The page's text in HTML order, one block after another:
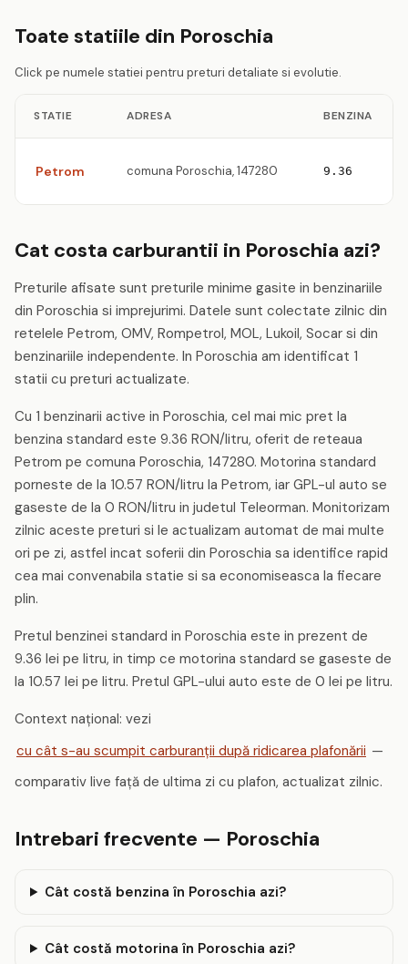
Toate statiile din Poroschia
Click pe numele statiei pentru preturi detaliate si evolutie.
STATIE ADRESA BENZINA
Petrom comuna Poroschia, 147280 9.36
Cat costa carburantii in Poroschia azi?
Preturile afisate sunt preturile minime gasite in benzinariile
din Poroschia si imprejurimi. Datele sunt colectate zilnic din
retelele Petrom, OMV, Rompetrol, MOL, Lukoil, Socar si din
benzinariile independente. In Poroschia am identificat 1
statii cu preturi actualizate.
Cu 1 benzinarii active in Poroschia, cel mai mic pret la
benzina standard este 9.36 RON/litru, oferit de reteaua
Petrom pe comuna Poroschia, 147280. Motorina standard
porneste de la 10.57 RON/litru la Petrom, iar GPL-ul auto se
gaseste de la 0 RON/litru in judetul Teleorman. Monitorizam
zilnic aceste preturi si le actualizam automat de mai multe
ori pe zi, astfel incat soferii din Poroschia sa identifice rapid
cea mai convenabila statie si sa economiseasca la fiecare
plin.
Pretul benzinei standard in Poroschia este in prezent de
9.36 lei pe litru, in timp ce motorina standard se gaseste de
la 10.57 lei pe litru. Pretul GPL-ului auto este de 0 lei pe litru.
Context național: vezi
cu cât s-au scumpit carburanții după ridicarea plafonării —
comparativ live față de ultima zi cu plafon, actualizat zilnic.
Intrebari frecvente — Poroschia
Cât costă benzina în Poroschia azi?
Cât costă motorina în Poroschia azi?